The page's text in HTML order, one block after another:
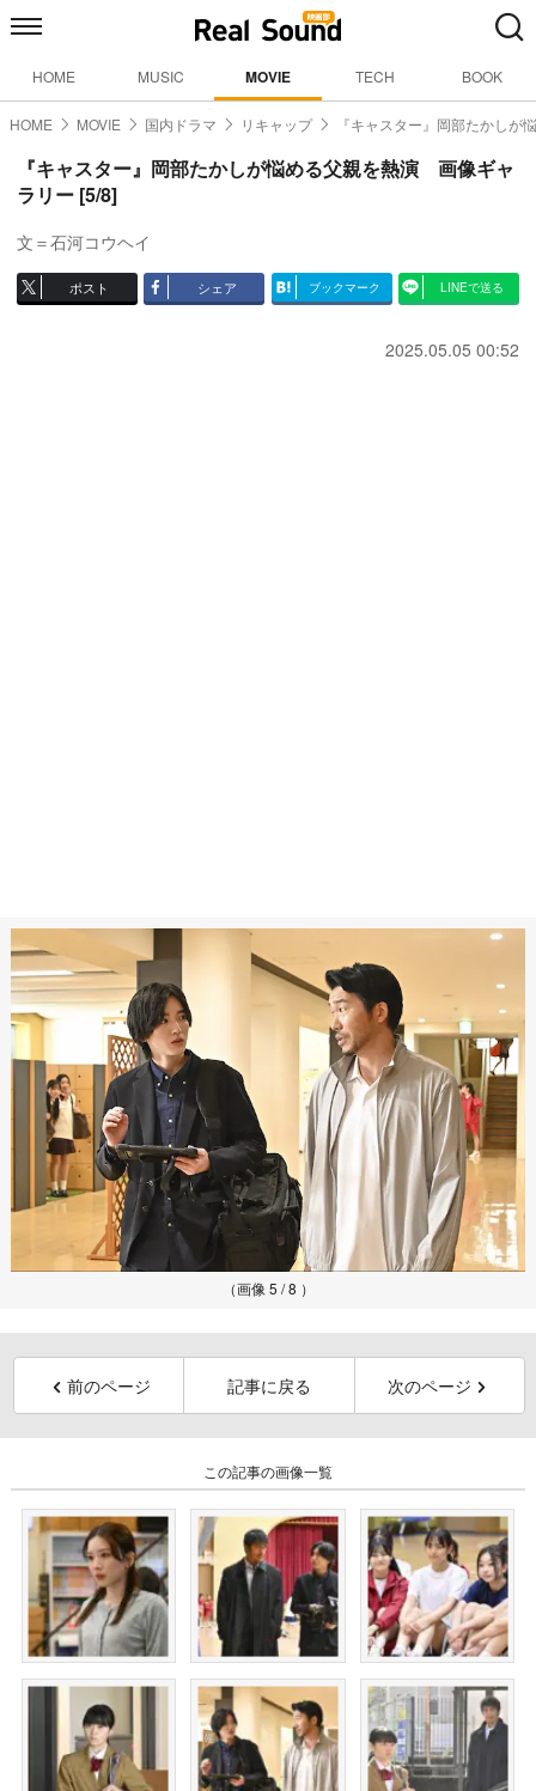
HOME MUSIC MOVIE TECH BOOK
HOME MOVIE 国内ドラマ リキャップ 『キャスター』岡部たかしが
『キャスター』岡部たかしが悩める父親を熱演 画像ギャ
ラリー [5/8]
文＝石河コウヘイ
ポスト シェア ブックマーク LINEで送る
2025.05.05 00:52
（画像 5 / 8 ）
前のページ 記事に戻る 次のページ
この記事の画像一覧